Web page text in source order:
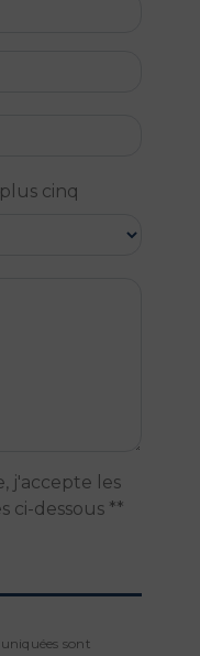
cinq
j'accepte les
ci-dessous **
sont